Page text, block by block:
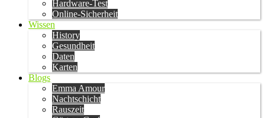
Hardware-Test
Online-Sicherheit
Wissen
History
Gesundheit
Daten
Karten
Blogs
Emma Amour
Nachtschicht
Rauszeit